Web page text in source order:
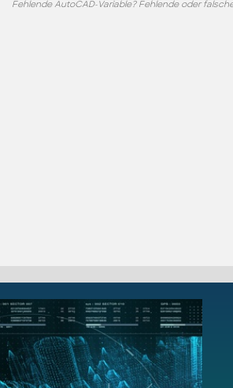
Fehlende AutoCAD-Variable? Fehlende oder